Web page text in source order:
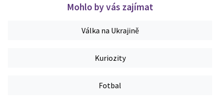
Mohlo by vás zajímat
Válka na Ukrajině
Kuriozity
Fotbal